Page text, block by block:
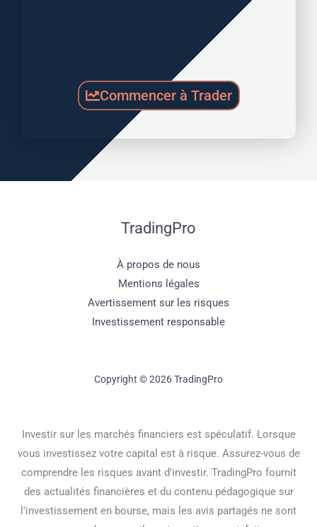
Commencer à Trader
TradingPro
À propos de nous
Mentions légales
Avertissement sur les risques
Investissement responsable
Copyright © 2026 TradingPro
Investir sur les marchés financiers est spéculatif. Lorsque
vous investissez votre capital est à risque. Assurez-vous de
comprendre les risques avant d'investir. TradingPro fournit
des actualités financières et du contenu pédagogique sur
l'investissement en bourse, mais les avis partagés ne sont